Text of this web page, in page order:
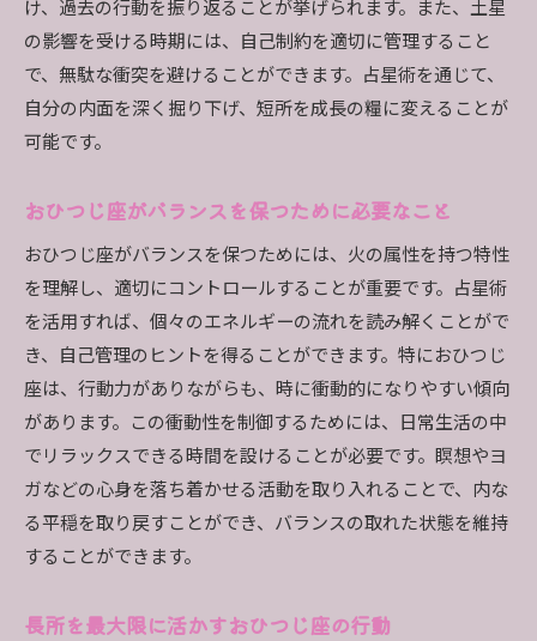
け、過去の行動を振り返ることが挙げられます。また、土星
の影響を受ける時期には、自己制約を適切に管理すること
で、無駄な衝突を避けることができます。占星術を通じて、
自分の内面を深く掘り下げ、短所を成長の糧に変えることが
可能です。
おひつじ座がバランスを保つために必要なこと
おひつじ座がバランスを保つためには、火の属性を持つ特性
を理解し、適切にコントロールすることが重要です。占星術
を活用すれば、個々のエネルギーの流れを読み解くことがで
き、自己管理のヒントを得ることができます。特におひつじ
座は、行動力がありながらも、時に衝動的になりやすい傾向
があります。この衝動性を制御するためには、日常生活の中
でリラックスできる時間を設けることが必要です。瞑想やヨ
ガなどの心身を落ち着かせる活動を取り入れることで、内な
る平穏を取り戻すことができ、バランスの取れた状態を維持
することができます。
長所を最大限に活かすおひつじ座の行動